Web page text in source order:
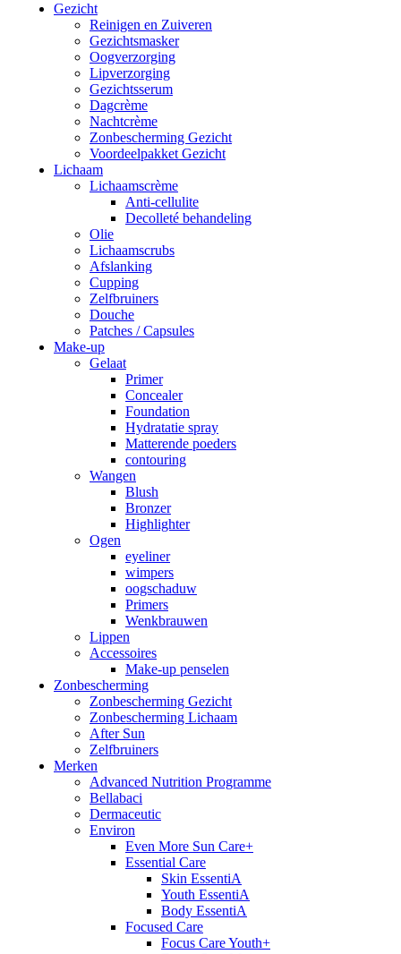
Gezicht
Reinigen en Zuiveren
Gezichtsmasker
Oogverzorging
Lipverzorging
Gezichtsserum
Dagcrème
Nachtcrème
Zonbescherming Gezicht
Voordeelpakket Gezicht
Lichaam
Lichaamscrème
Anti-cellulite
Decolleté behandeling
Olie
Lichaamscrubs
Afslanking
Cupping
Zelfbruiners
Douche
Patches / Capsules
Make-up
Gelaat
Primer
Concealer
Foundation
Hydratatie spray
Matterende poeders
contouring
Wangen
Blush
Bronzer
Highlighter
Ogen
eyeliner
wimpers
oogschaduw
Primers
Wenkbrauwen
Lippen
Accessoires
Make-up penselen
Zonbescherming
Zonbescherming Gezicht
Zonbescherming Lichaam
After Sun
Zelfbruiners
Merken
Advanced Nutrition Programme
Bellabaci
Dermaceutic
Environ
Even More Sun Care+
Essential Care
Skin EssentiA
Youth EssentiA
Body EssentiA
Focused Care
Focus Care Youth+